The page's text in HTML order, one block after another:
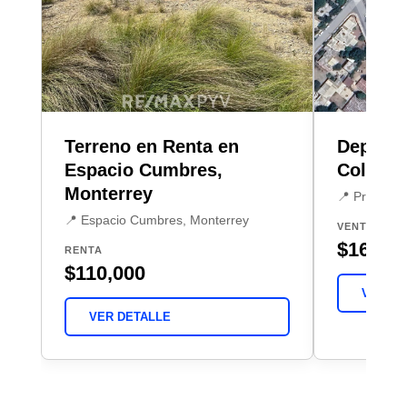
Terreno en Renta en
Espacio Cumbres,
Monterrey
📍 Espacio Cumbres, Monterrey
RENTA
$110,000
VER DETALLE
📍 Protexa,
VENTA
VER